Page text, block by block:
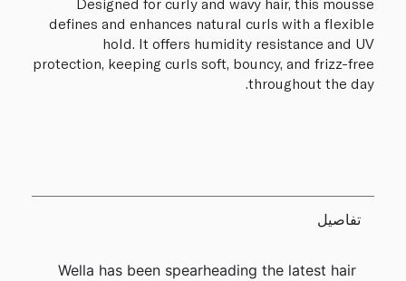
Designed for curly and wavy hair, this mousse
defines and enhances natural curls with a flexible
hold. It offers humidity resistance and UV
protection, keeping curls soft, bouncy, and frizz-free
throughout the day.
تفاصيل
Wella has been spearheading the latest hair